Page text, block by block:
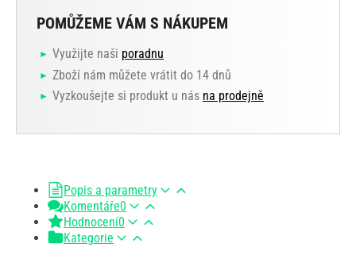
POMŮŽEME VÁM S NÁKUPEM
Využijte naši poradnu
Zboží nám můžete vrátit do 14 dnů
Vyzkoušejte si produkt u nás na prodejně
Popis a parametry
Komentáře0
Hodnocení0
Kategorie